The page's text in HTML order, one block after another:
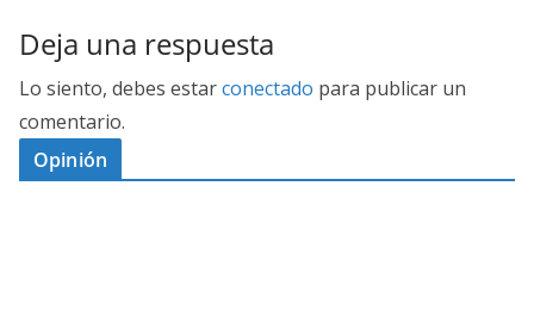
Deja una respuesta
Lo siento, debes estarconectado para publicar un
comentario.
Opinión